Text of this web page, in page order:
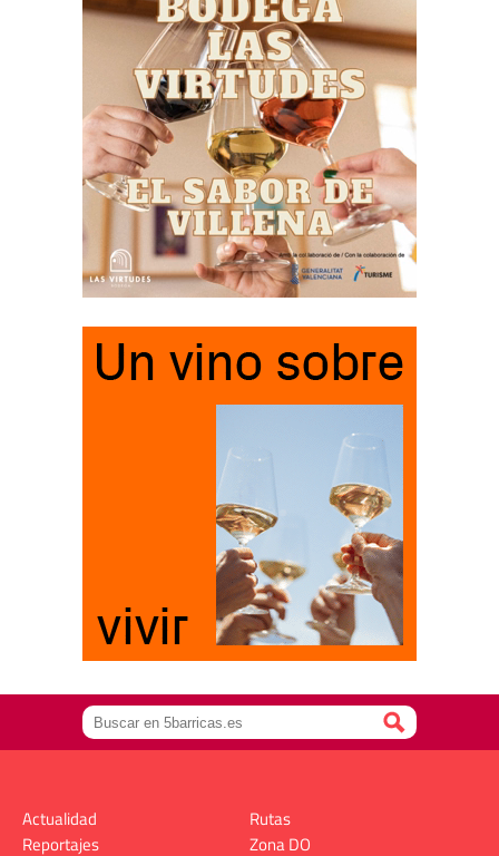
Actualidad
Reportajes
Rutas
Zona DO